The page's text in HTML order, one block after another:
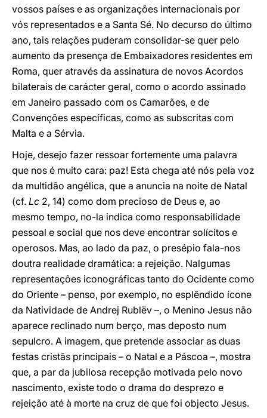
vossos países e as organizações internacionais por
vós representados e a Santa Sé. No decurso do último
ano, tais relações puderam consolidar-se quer pelo
aumento da presença de Embaixadores residentes em
Roma, quer através da assinatura de novos Acordos
bilaterais de carácter geral, como o acordo assinado
em Janeiro passado com os Camarões, e de
Convenções específicas, como as subscritas com
Malta e a Sérvia.
Hoje, desejo fazer ressoar fortemente uma palavra
que nos é muito cara: paz! Esta chega até nós pela voz
da multidão angélica, que a anuncia na noite de Natal
(cf. Lc 2, 14) como dom precioso de Deus e, ao
mesmo tempo, no-la indica como responsabilidade
pessoal e social que nos deve encontrar solícitos e
operosos. Mas, ao lado da paz, o presépio fala-nos
doutra realidade dramática: a rejeição. Nalgumas
representações iconográficas tanto do Ocidente como
do Oriente – penso, por exemplo, no esplêndido ícone
da Natividade de Andrej Rublëv –, o Menino Jesus não
aparece reclinado num berço, mas deposto num
sepulcro. A imagem, que pretende associar as duas
festas cristãs principais – o Natal e a Páscoa –, mostra
que, a par da jubilosa recepção motivada pelo novo
nascimento, existe todo o drama do desprezo e
rejeição até à morte na cruz de que foi objecto Jesus.